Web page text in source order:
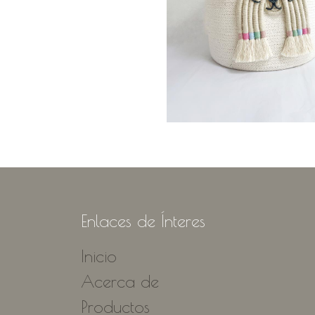
Enlaces de Ínteres
Inicio
Acerca de
Productos